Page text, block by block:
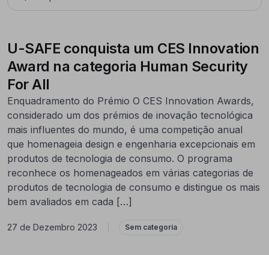
U-SAFE conquista um CES Innovation
Award na categoria Human Security
For All
Enquadramento do Prémio O CES Innovation Awards,
considerado um dos prémios de inovação tecnológica
mais influentes do mundo, é uma competição anual
que homenageia design e engenharia excepcionais em
produtos de tecnologia de consumo. O programa
reconhece os homenageados em várias categorias de
produtos de tecnologia de consumo e distingue os mais
bem avaliados em cada […]
27 de Dezembro 2023 Sem categoria